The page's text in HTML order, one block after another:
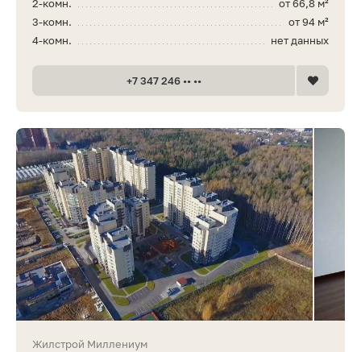
от 66,8 м²
2-комн.
от 94 м²
3-комн.
нет данных
4-комн.
+7 347 246 •• ••
Жилстрой Миллениум